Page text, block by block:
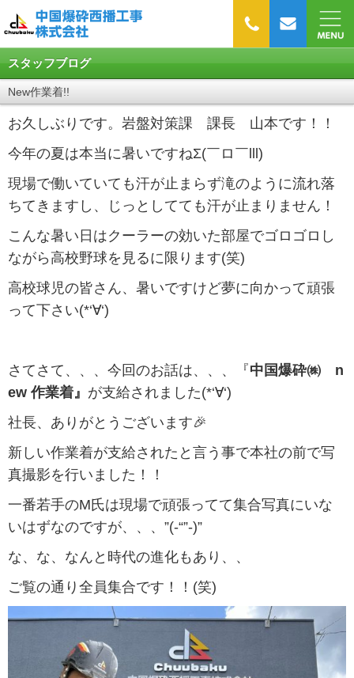
スタッフブログ
New作業着!!
お久しぶりです。岩盤対策課 課長 山本です！！
今年の夏は本当に暑いですねΣ(￣ロ￣lll)
現場で働いていても汗が止まらず滝のように流れ落
ちてきますし、じっとしてても汗が止まりません！
こんな暑い日はクーラーの効いた部屋でゴロゴロし
ながら高校野球を見るに限ります(笑)
高校球児の皆さん、暑いですけど夢に向かって頑張
って下さい(*‘∀‘)
さてさて、、、今回のお話は、、、『中国爆砕㈱ n
ew 作業着』 が支給されました(*‘∀‘)
社長、ありがとうございます🎉
新しい作業着が支給されたと言う事で本社の前で写
真撮影を行いました！！
一番若手のM氏は現場で頑張ってて集合写真にいな
いはずなのですが、、、”(-“”-)”
な、な、なんと時代の進化もあり、、
ご覧の通り全員集合です！！(笑)